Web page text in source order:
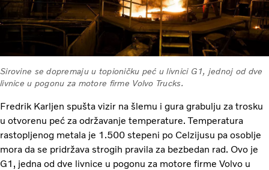
Sirovine se dopremaju u topioničku peć u livnici G1, jednoj od dve
livnice u pogonu za motore firme Volvo Trucks.
Fredrik Karljen spušta vizir na šlemu i gura grabulju za trosku
u otvorenu peć za održavanje temperature. Temperatura
rastopljenog metala je 1.500 stepeni po Celzijusu pa osoblje
mora da se pridržava strogih pravila za bezbedan rad. Ovo je
G1, jedna od dve livnice u pogonu za motore firme Volvo u